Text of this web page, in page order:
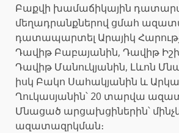
Բաքվի խամաճիկային
մեղադրանքներով ցմահ
դատապարտել Արայիկ
Դավիթ Բաբայանին, Դավիթ
Դավիթ Մանուկյանին, Լևոն
իսկ Բակո Սահակյանին և
Ղուկասյանին՝ 20 տարվա
Մնացած արցախցիներին՝
ազատազրկման։